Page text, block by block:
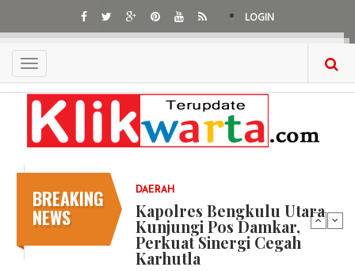
main
content
LOGIN
Toggle
navigation
BREAKING
NEWS
DAERAH
Kapolres Bengkulu Utara
Kunjungi Pos Damkar,
Perkuat Sinergi Cegah
Karhutla